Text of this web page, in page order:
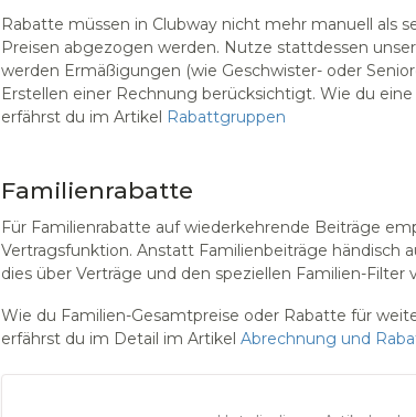
Rabatte müssen in Clubway nicht mehr manuell als
Preisen abgezogen werden. Nutze stattdessen
werden Ermäßigungen (wie Geschwister- oder
Erstellen einer Rechnung berücksichtigt. Wie du
erfährst du im Artikel Rabattgruppen
Familienrabatte
Für Familienrabatte auf wiederkehrende Beiträge
Vertragsfunktion. Anstatt Familienbeiträge händisch
dies über Verträge und den speziellen Familien-Filter
Wie du Familien-Gesamtpreise oder Rabatte für
erfährst du im Detail im Artikel Abrechnung und